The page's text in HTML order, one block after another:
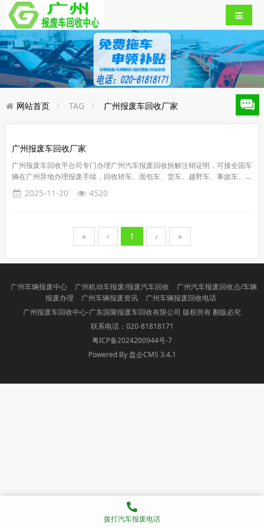
网站首页 TAG 广州报废车回收厂家
广州报废车回收厂家
广州报废车回收平台司专门办理广州汽车报废回收拆解注销证明，可接全国车
辆在广州异地办理报废手续，回收轿车、面包车、货车、越野车、事故车、着
火车、泡水车等报废车辆。《广州车辆报废汽车申报流程》1：致电我司...
2025-11-20 4520
« ‹ 1 › »
广州车辆报废中心 广州机动车报废/报废汽车回收
广州汽车报废回收点/车辆
报废办理
广州车辆报废资讯
广州车辆报废回收电话
广州报废车回收中心-广东国聚报废车回收有限公司 版权所有 翻版必究
联系电话：020-81818171
粤ICP备2024200944号-7
Powered By 盘企CMS 3.4.1
盘企CMS
拨打汽车报废电话